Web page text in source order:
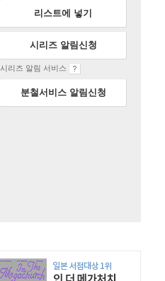
리스트에 넣기
시리즈 알림신청
시리즈 알림 서비스
분철서비스 알림신청